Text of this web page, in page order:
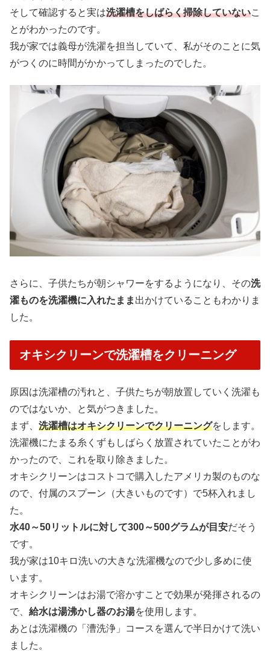
そして確認すると実は洗濯槽をしばらく掃除していないこ
とがわかったのです。
我が家では義母が洗濯を担当していて、私がそのことに気
がつくのに時間がかかってしまったのでした。
さらに、子供たちが朝シャワーをするようになり、その洗
濯ものを洗濯機に入れたまま出かけていることもわかりま
した。
オキシクリーンで洗濯槽をクリーニング
原因は洗濯槽の汚れと、子供たちが朝放置していく洗濯も
のではないか、と気がつきました。
まず、 洗濯槽はオキシクリーンでクリーニングをします。
洗濯機にたまる糸くずもしばらく放置されていたことがわ
かったので、これを取り除きました。
オキシクリーンはコストコで購入したアメリカ製のものな
ので、付属のスプーン（大きいものです）で5杯入れまし
た。
水40～50リットルに対して300～500グラムが目安だそう
です。
我が家は10キロ洗いの大きな洗濯機なので少し多めに使
います。
オキシクリーンはお湯で溶かすことで効果が発揮されるの
で、 給水は湯沸かし器のお湯を使用します。
あとは洗濯機の「漕洗浄」コースを選んで半日かけて洗い
ました。